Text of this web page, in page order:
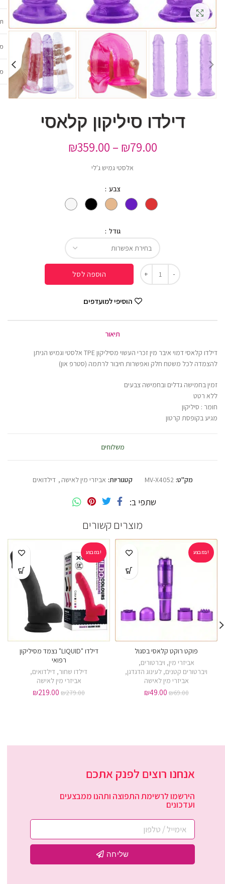
דילדו סיליקון קלאסי
₪79.00
–
₪359.00
אלסטי גמיש ג'לי
צבע
גודל
הוספה לסל
הוסיפי למועדפים
תיאור
דילדו קלאסי דמוי איבר מין זכרי העשוי מסיליקון TPE אלסטי וגמיש הניתן
להצמדה לכל משטח חלק ואפשרות חיבור לרתמה (סטרפ און)
זמין בחמישה גדלים ובחמישה צבעים
ללא רטט
חומר : סיליקון
מגיע בקופסת קרטון
משלוחים
מק"ט: MV-X4052 קטגוריות: אביזרי מין לאישה , דילדואים
שתפי ב
מוצרים קשורים
במבצע!
פוקט רוקט קלאסי בסגול
אביזרי מין, ויברטורים,
ויברטורים קטנים, לעינוג הדגדגן,
אביזרי מין לאישה
₪69.00
₪49.00
במבצע!
דילדו "LIQUID" נצמד מסיליקון
רפואי
דילדו שחור, דילדואים,
אביזרי מין לאישה
₪279.00
₪219.00
אנחנו רוצים לפנק אתכם
הירשמו לרשימת התפוצה ותהנו ממבצעים
ועדכונים
שליחה